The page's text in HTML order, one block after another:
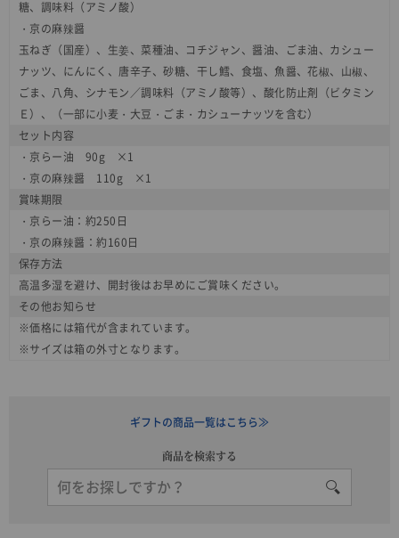
糖、調味料（アミノ酸）
・京の麻辣醤
玉ねぎ（国産）、生姜、菜種油、コチジャン、醤油、ごま油、カシュー
ナッツ、にんにく、唐辛子、砂糖、干し鱈、食塩、魚醤、花椒、山椒、
ごま、八角、シナモン／調味料（アミノ酸等）、酸化防止剤（ビタミン
Ｅ）、（一部に小麦・大豆・ごま・カシューナッツを含む）
セット内容
・京らー油 90g ×1
・京の麻辣醤 110g ×1
賞味期限
・京らー油：約250日
・京の麻辣醤：約160日
保存方法
高温多湿を避け、開封後はお早めにご賞味ください。
その他お知らせ
※価格には箱代が含まれています。
※サイズは箱の外寸となります。
ギフトの商品一覧はこちら≫
商品を検索する